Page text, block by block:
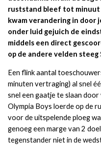
ruststand bleef tot minuut
kwam verandering in door
onder luid gejuich de
middels een direct
op de andere velden steeg
Een flink aantal
minuten vertraging) al snel
snel een gaatje te slaan
Olympia Boys loerde op de
voor de uitspelende ploeg
genoeg een marge van 2
tegenstander niet in de